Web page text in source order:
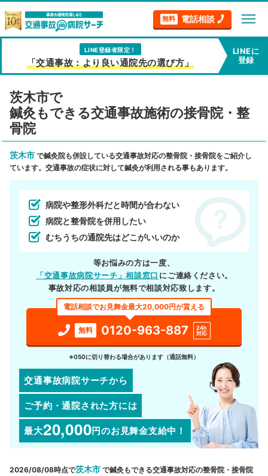
無料 電話相談 menu
LINE登録者限定！
「交通事故：より良い通院先の選び方」
LINEに
登録
茨木市で
鍼灸もできる交通事故施術の接骨院・整
骨院
茨木市 で鍼灸院も併設している交通事故対応の整骨院・接骨院をご紹介し
ています。交通事故の症状に対して鍼灸が利用される事もあります。
病院や整形外科だと時間が合わない
病院と整骨院を併用したい
むちうちの通院先はどこがいいのか
等お悩みの方は一度、
「交通事故病院サーチ」相談窓口 にご連絡ください。
事故対応の相談員が無料で相談対応致します。
電話相談でお見舞金最大20,000円が貰える
無料 0120-963-887
24h
対応
※050に切り替わる場合があります（通話無料）
交通事故病院サーチから
ご予約・通院された方には
最大20,000円のお見舞金支給中！
2026/08/08時点で茨木市 で鍼灸もできる交通事故対応の整骨院・接骨院